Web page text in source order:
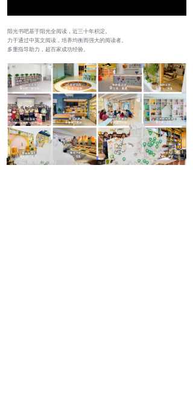
阳光书吧基于阳光全阅读，近三十年积淀。
力于通过中英文阅读，培养均衡而强大的阅读者。
多重指导助力，超百家成功经验。
0%
0%